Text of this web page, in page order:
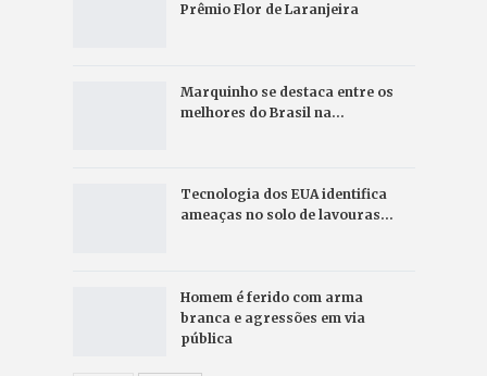
Prêmio Flor de Laranjeira
Marquinho se destaca entre os
melhores do Brasil na…
Tecnologia dos EUA identifica
ameaças no solo de lavouras…
Homem é ferido com arma
branca e agressões em via
pública